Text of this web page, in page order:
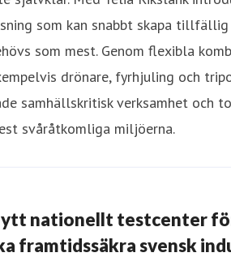
som kan snabbt skapa
som mest. Genom flexibla
drönare, fyrhjuling och
samhällskritisk verksamhet och
svåråtkomliga miljöerna.
nationellt testcenter för
framtidssäkra svensk